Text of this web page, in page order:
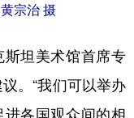
宗治 摄
坦美术馆首席专
。“我们可以举办
各国观众间的相